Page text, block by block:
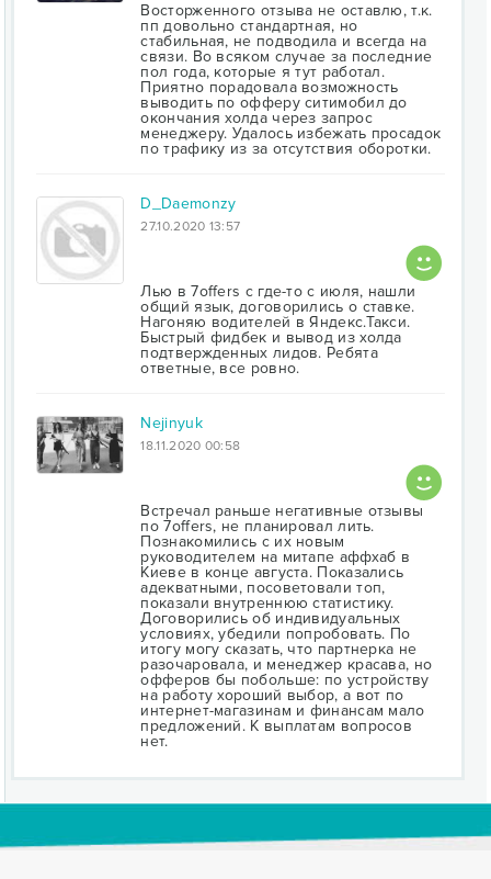
Восторженного отзыва не оставлю, т.к.
пп довольно стандартная, но
стабильная, не подводила и всегда на
связи. Во всяком случае за последние
пол года, которые я тут работал.
Приятно порадовала возможность
выводить по офферу ситимобил до
окончания холда через запрос
менеджеру. Удалось избежать просадок
по трафику из за отсутствия оборотки.
D_Daemonzy
27.10.2020 13:57
Лью в 7offers с где-то с июля, нашли
общий язык, договорились о ставке.
Нагоняю водителей в Яндекс.Такси.
Быстрый фидбек и вывод из холда
подтвержденных лидов. Ребята
ответные, все ровно.
Nejinyuk
18.11.2020 00:58
Встречал раньше негативные отзывы
по 7offers, не планировал лить.
Познакомились с их новым
руководителем на митапе аффхаб в
Киеве в конце августа. Показались
адекватными, посоветовали топ,
показали внутреннюю статистику.
Договорились об индивидуальных
условиях, убедили попробовать. По
итогу могу сказать, что партнерка не
разочаровала, и менеджер красава, но
офферов бы побольше: по устройству
на работу хороший выбор, а вот по
интернет-магазинам и финансам мало
предложений. К выплатам вопросов
нет.